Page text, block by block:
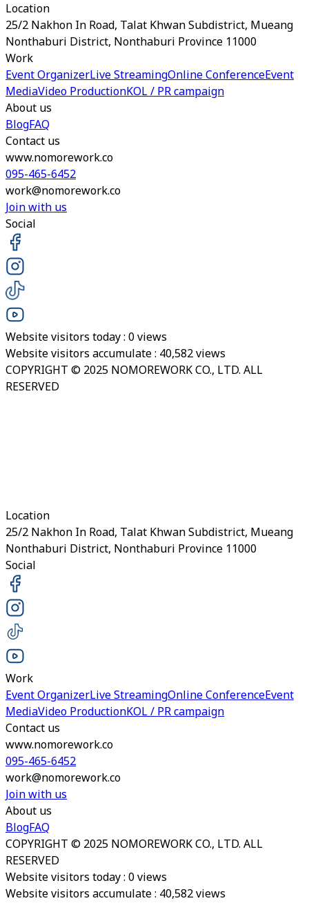
Location
25/2 Nakhon In Road, Talat Khwan Subdistrict, Mueang
Nonthaburi District, Nonthaburi Province 11000
Work
Event OrganizerLive StreamingOnline ConferenceEvent
MediaVideo ProductionKOL / PR campaign
About us
BlogFAQ
Contact us
www.nomorework.co
095-465-6452
work@nomorework.co
Join with us
Social
Website visitors today : 0views
Website visitors accumulate : 40,582views
COPYRIGHT © 2025 NOMOREWORK CO., LTD. ALL
RESERVED
Location
25/2 Nakhon In Road, Talat Khwan Subdistrict, Mueang
Nonthaburi District, Nonthaburi Province 11000
Social
Work
Event OrganizerLive StreamingOnline ConferenceEvent
MediaVideo ProductionKOL / PR campaign
Contact us
www.nomorework.co
095-465-6452
work@nomorework.co
Join with us
About us
BlogFAQ
COPYRIGHT © 2025 NOMOREWORK CO., LTD. ALL
RESERVED
Website visitors today : 0views
Website visitors accumulate : 40,582views